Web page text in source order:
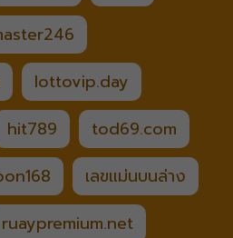
lottovip.day
hit789
tod69.com
เลขแม่นบนล่าง
ruaypremium.net